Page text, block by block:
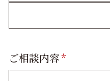
ご相談内容*